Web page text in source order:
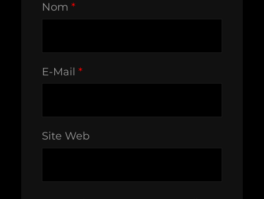
Nom *
E-Mail *
Site Web